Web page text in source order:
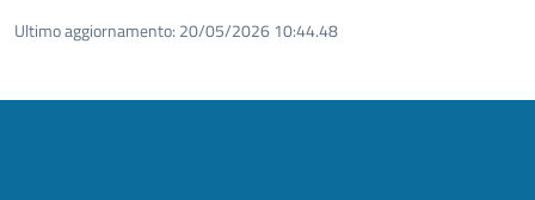
Ultimo aggiornamento: 20/05/2026 10:44.48